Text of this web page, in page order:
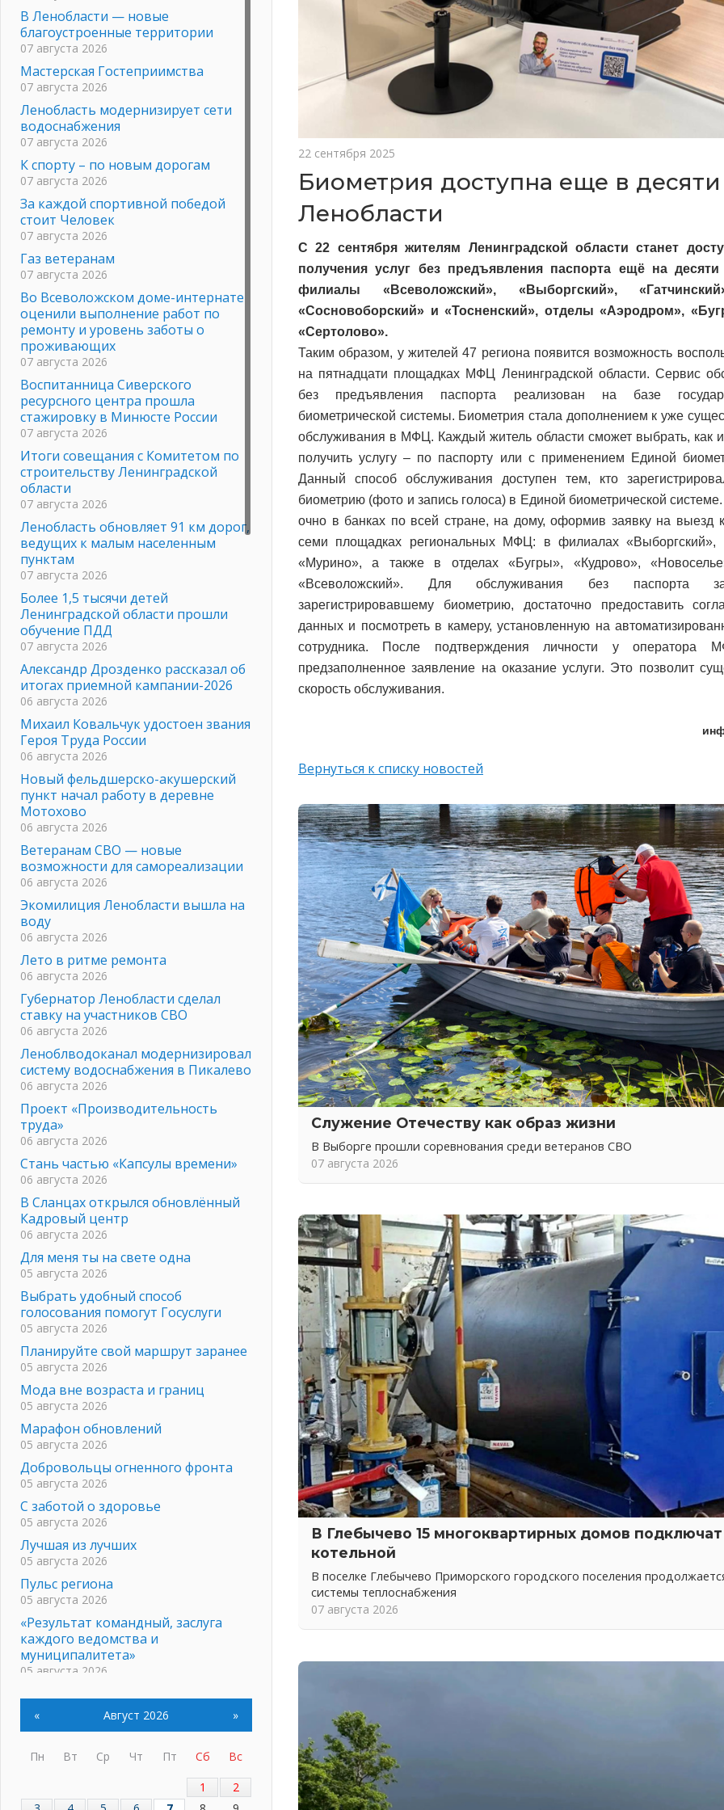
22 сентября 2025
Биометрия доступна еще в
Ленобласти
С 22 сентября жителям Ленинградской области станет
получения услуг без предъявления паспорта ещё на
филиалы «Всеволожский», «Выборгский»,
«Сосновоборский» и «Тосненский», отделы «Аэродром»,
«Сертолово».
Таким образом, у жителей 47 региона появится возможность
на пятнадцати площадках МФЦ Ленинградской области. Сервис
без предъявления паспорта реализован на базе
биометрической системы. Биометрия стала дополнением к уже
обслуживания в МФЦ. Каждый житель области сможет выбрать, как
получить услугу – по паспорту или с применением Единой
Данный способ обслуживания доступен тем, кто
биометрию (фото и запись голоса) в Единой биометрической
очно в банках по всей стране, на дому, оформив заявку на выезд
семи площадках региональных МФЦ: в филиалах «Выборгский»,
«Мурино», а также в отделах «Бугры», «Кудрово»,
«Всеволожский». Для обслуживания без паспорта
зарегистрировавшему биометрию, достаточно предоставить
данных и посмотреть в камеру, установленную на
сотрудника. После подтверждения личности у оператора
предзаполненное заявление на оказание услуги. Это позволит
скорость обслуживания.
Вернуться к списку новостей
Служение Отечеству как образ жизни
В Выборге прошли соревнования среди ветеранов СВО
07 августа 2026
В Глебычево 15 многоквартирных домов подключат
котельной
В поселке Глебычево Приморского городского поселения
системы теплоснабжения
07 августа 2026
В Ленобласти — новые
благоустроенные территории
07 августа 2026
Мастерская Гостеприимства
07 августа 2026
Ленобласть модернизирует сети
водоснабжения
07 августа 2026
К спорту – по новым дорогам
07 августа 2026
За каждой спортивной победой
стоит Человек
07 августа 2026
Газ ветеранам
07 августа 2026
Во Всеволожском доме-интернате
оценили выполнение работ по
ремонту и уровень заботы о
проживающих
07 августа 2026
Воспитанница Сиверского
ресурсного центра прошла
стажировку в Минюсте России
07 августа 2026
Итоги совещания с Комитетом по
строительству Ленинградской
области
07 августа 2026
Ленобласть обновляет 91 км дорог,
ведущих к малым населенным
пунктам
07 августа 2026
Более 1,5 тысячи детей
Ленинградской области прошли
обучение ПДД
07 августа 2026
Александр Дрозденко рассказал об
итогах приемной кампании-2026
06 августа 2026
Михаил Ковальчук удостоен звания
Героя Труда России
06 августа 2026
Новый фельдшерско-акушерский
пункт начал работу в деревне
Мотохово
06 августа 2026
Ветеранам СВО — новые
возможности для самореализации
06 августа 2026
Экомилиция Ленобласти вышла на
воду
06 августа 2026
Лето в ритме ремонта
06 августа 2026
Губернатор Ленобласти сделал
ставку на участников СВО
06 августа 2026
Леноблводоканал модернизировал
систему водоснабжения в Пикалево
06 августа 2026
Проект «Производительность
труда»
06 августа 2026
Стань частью «Капсулы времени»
06 августа 2026
В Сланцах открылся обновлённый
Кадровый центр
06 августа 2026
Для меня ты на свете одна
05 августа 2026
Выбрать удобный способ
голосования помогут Госуслуги
05 августа 2026
Планируйте свой маршрут заранее
05 августа 2026
Мода вне возраста и границ
05 августа 2026
Марафон обновлений
05 августа 2026
Добровольцы огненного фронта
05 августа 2026
С заботой о здоровье
05 августа 2026
Лучшая из лучших
05 августа 2026
Пульс региона
05 августа 2026
«Результат командный, заслуга
каждого ведомства и
муниципалитета»
05 августа 2026
объединять!
Не оставят в беде
05 августа 2026
04 августа 2026
« Август 2026 »
Пн Вт Ср Чт Пт Сб
Вс
1
2